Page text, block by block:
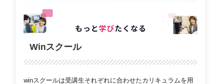
Winスクール
winスクールは受講生それぞれに合わせたカリキュラムを用